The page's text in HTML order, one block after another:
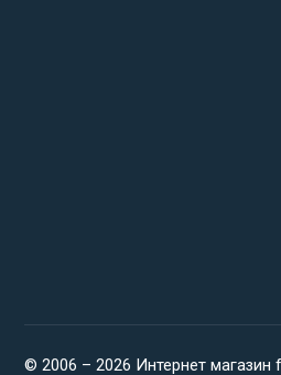
© 2006 – 2026 Интернет